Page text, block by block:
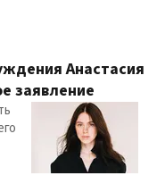
Анастасия
заявление